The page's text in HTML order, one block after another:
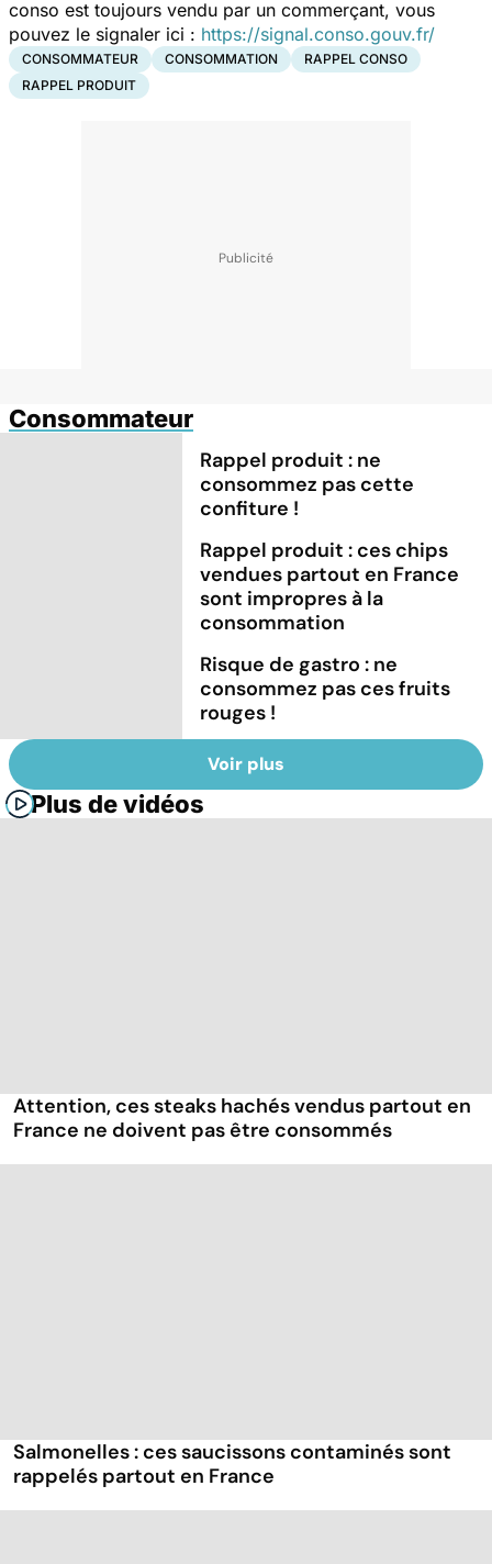
conso est toujours vendu par un commerçant, vous
pouvez le signaler ici : https://signal.conso.gouv.fr/
CONSOMMATEUR CONSOMMATION
RAPPEL CONSO
RAPPEL PRODUIT
Consommateur
Rappel produit : ne
consommez pas cette
confiture !
Rappel produit : ces chips
vendues partout en France
sont impropres à la
consommation
Risque de gastro : ne
consommez pas ces fruits
rouges !
Voir plus
Plus de vidéos
Attention, ces steaks hachés vendus partout en
France ne doivent pas être consommés
Salmonelles : ces saucissons contaminés sont
rappelés partout en France